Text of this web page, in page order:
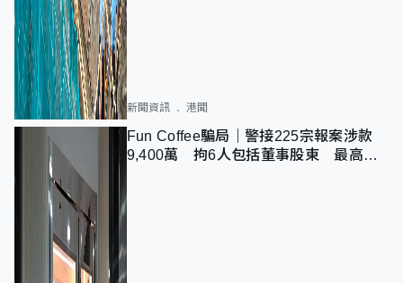
新聞資訊 港聞
Fun Coffee騙局｜警接225宗報案涉款
9,400萬 拘6人包括董事股東 最高金